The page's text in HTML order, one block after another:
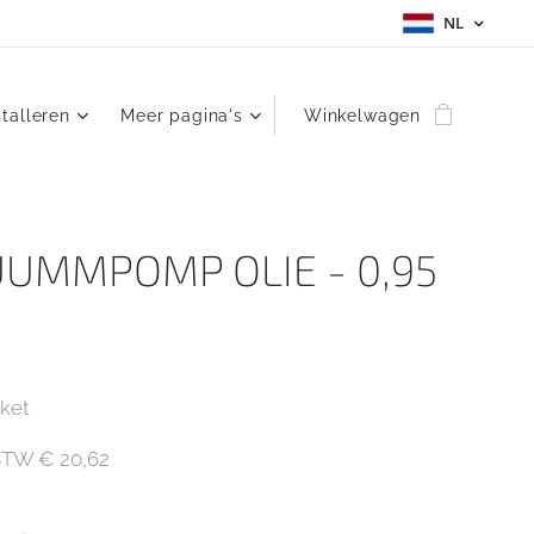
NL
Meer pagina's Winkelwagen
OLIE - 0,95
€ 20,62